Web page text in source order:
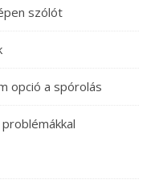
szólót
opció a spórolás